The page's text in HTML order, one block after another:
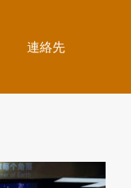
連絡先